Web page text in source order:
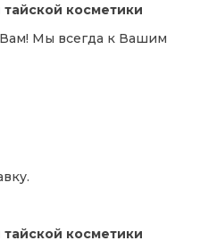
тайской косметики
Вам! Мы всегда к Вашим
тайской косметики